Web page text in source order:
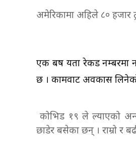
अमेरिकामा अहिले ८० हजार
एक बर्ष यता रेकर्ड
छ । कामवाट अवकास
कोभिड १९ ले ल्याएको
छाडेर बसेका छन् । राम्रो र